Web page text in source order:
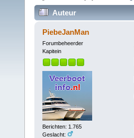
Auteur
PiebeJanMan
Forumbeheerder
Kapitein
Berichten: 1.765
Geslacht: